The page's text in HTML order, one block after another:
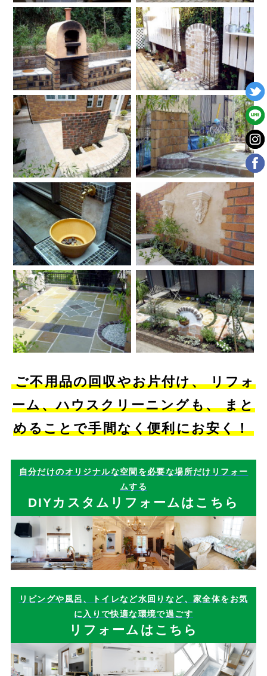
ご不用品の回収やお片付け、リフォ
ーム、ハウスクリーニングも、まと
めることで手間なく便利にお安く！
自分だけのオリジナルな空間を必要な場所だけリフォー
ムする
DIYカスタムリフォームはこちら
リビングや風呂、トイレなど水回りなど、家全体をお気
に入りで快適な環境で過ごす
リフォームはこちら